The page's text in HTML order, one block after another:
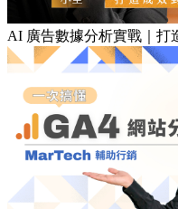
AI 廣告數據分析實戰｜打